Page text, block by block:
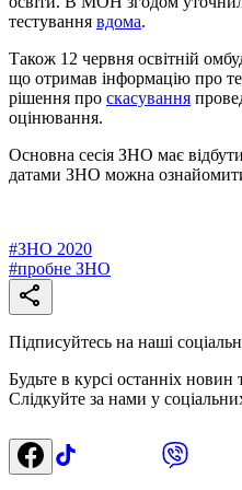
тестування вдома.
Також 12 червня освітній
що отримав інформацію про
рішення про скасування
оцінювання.
Основна сесія ЗНО має
датами ЗНО можна
#ЗНО 2020
#пробне ЗНО
Підписуйтесь на наші
Будьте в курсі останніх
Слідкуйте за нами у